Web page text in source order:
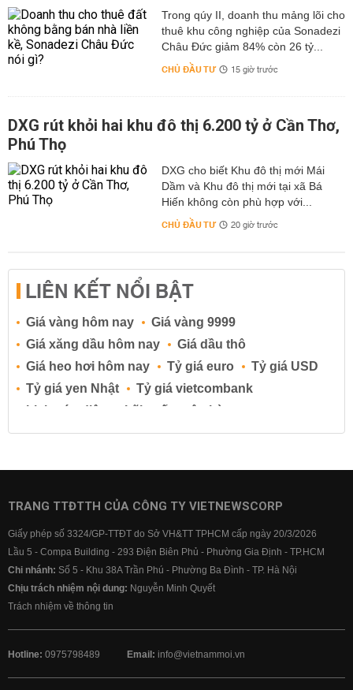
Trong qúy II, doanh thu mảng lõi cho
thuê khu công nghiệp của Sonadezi
Châu Đức giảm 84% còn 26 tỷ...
CHỦ ĐẦU TƯ 15 giờ trước
DXG rút khỏi hai khu đô thị 6.200 tỷ ở Cần Thơ,
Phú Thọ
DXG cho biết Khu đô thị mới Mái
Dầm và Khu đô thị mới tại xã Bá
Hiến không còn phù hợp với...
CHỦ ĐẦU TƯ 20 giờ trước
LIÊN KẾT NỔI BẬT
Giá vàng hôm nay
Giá vàng 9999
Giá xăng dầu hôm nay
Giá dầu thô
Giá heo hơi hôm nay
Tỷ giá euro
Tỷ giá USD
Tỷ giá yen Nhật
Tỷ giá vietcombank
Lịch cúp điện
Lãi suất ngân hàng
Lãi suất tiết kiệm
Lãi suất tiền gửi
Lãi suất ngân hàng BIDV
Lãi suất ngân hàng Vietcombank
TRANG TTĐTTH CỦA CÔNG TY VIETNEWSCORP
Giấy phép số 3324/GP-TTĐT do Sở VH&TT TPHCM cấp ngày 20/3/2026
Lầu 5 - Compa Building - 293 Điện Biên Phủ - Phường Gia Định - TP.HCM
Chi nhánh: Số 5 - Khu 38A Trần Phú - Phường Ba Đình - TP. Hà Nội
Chịu trách nhiệm nội dung: Nguyễn Minh Quyết
Trách nhiệm về thông tin
Hotline: 0975798489 Email: info@vietnammoi.vn